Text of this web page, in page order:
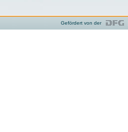
Gefördert von der